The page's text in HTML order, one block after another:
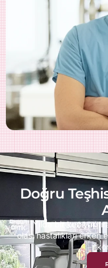
Doğru
Yılda bir kez
olası hastalıkları